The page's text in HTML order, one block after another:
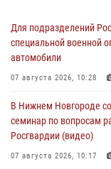
Для подразделений
специальной военной
автомобили
07 августа 2026, 10:28
В Нижнем Новгороде
семинар по вопросам
Росгвардии (видео)
07 августа 2026, 10:17